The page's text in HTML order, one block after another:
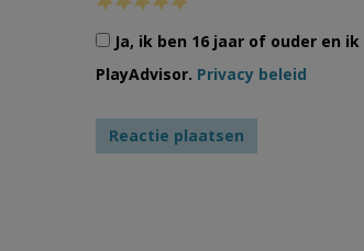
Ja, ik ben 16 jaar of ouder en
PlayAdvisor. Privacy beleid